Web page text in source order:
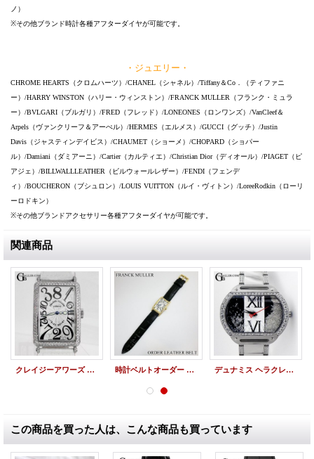
ノ）
※その他ブランド時計各種アフターダイヤが可能です。
・ジュエリー・
CHROME HEARTS（クロムハーツ）/CHANEL（シャネル）/Tiffany＆Co．（ティファニ
ー）/HARRY WINSTON（ハリー・ウィンストン）/FRANCK MULLER（フランク・ミュラ
ー）/BVLGARI（ブルガリ）/FRED（フレッド）/LONEONES（ロンワンズ）/VanCleef＆
Arpels（ヴァンクリーフ＆アーぺル）/HERMES（エルメス）/GUCCI（グッチ）/Justin
Davis（ジャスティンデイビス）/CHAUMET（ショーメ）/CHOPARD（ショパー
ル）/Damiani（ダミアーニ）/Cartier（カルティエ）/Christian Dior（ディオール）/PIAGET（ピ
アジェ）/BILLWALLLEATHER（ビルウォールレザー）/FENDI（フェンデ
ィ）/BOUCHERON（ブシュロン）/LOUIS VUITTON（ルイ・ヴィトン）/LoreeRodkin（ローリ
ーロドキン）
※その他ブランドアクセサリー各種アフターダイヤが可能です。
関連商品
クレイジーアワーズ 1200CH アフターダイヤ 時計ベルトオーダー FRANCK MULLER レザーベルト デュナミス ヘラクレス DUNAMIS アフターダイヤ
この商品を買った人は、こんな商品も買っています